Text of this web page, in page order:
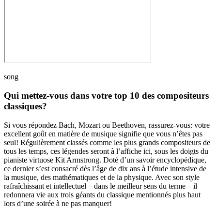
song
Qui mettez-vous dans votre top 10 des compositeurs
classiques?
Si vous répondez Bach, Mozart ou Beethoven, rassurez-vous: votre
excellent goût en matière de musique signifie que vous n’êtes pas
seul! Régulièrement classés comme les plus grands compositeurs de
tous les temps, ces légendes seront à l’affiche ici, sous les doigts du
pianiste virtuose Kit Armstrong. Doté d’un savoir encyclopédique,
ce dernier s’est consacré dès l’âge de dix ans à l’étude intensive de
la musique, des mathématiques et de la physique. Avec son style
rafraîchissant et intellectuel – dans le meilleur sens du terme – il
redonnera vie aux trois géants du classique mentionnés plus haut
lors d’une soirée à ne pas manquer!